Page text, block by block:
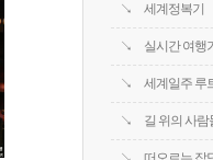
세계정복기
실시간 여행기
세계일주 루
길 위의 사람